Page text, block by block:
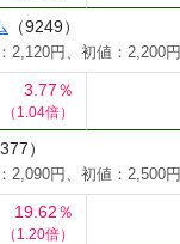
（9249）
2,120円、初値：2,200円
3.77％
（1.04倍）
）
2,090円、初値：2,500円
19.62％
（1.20倍）